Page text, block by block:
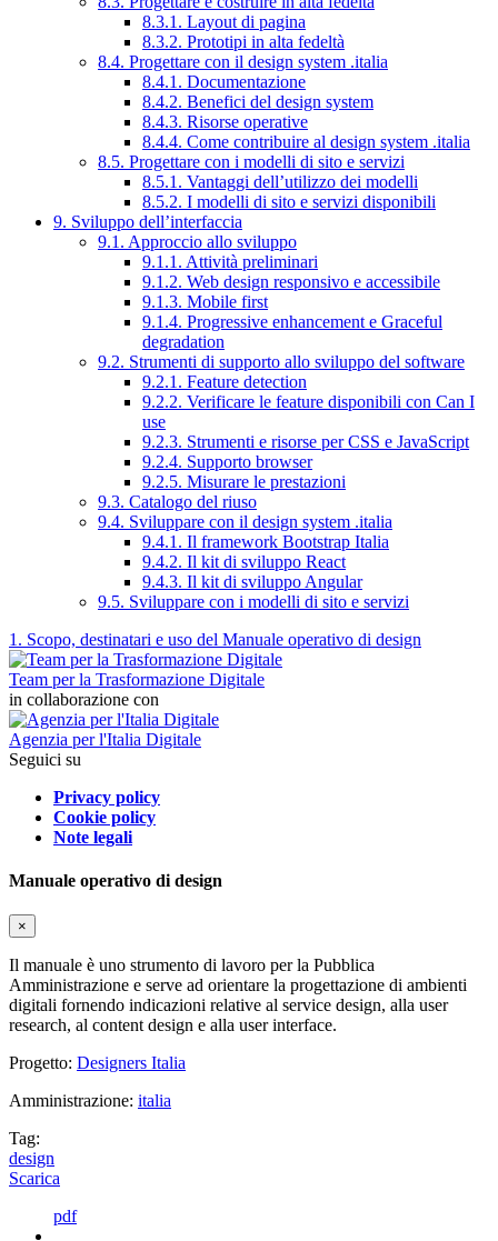
8.3.1. Layout di pagina
8.3.2. Prototipi in alta fedeltà
8.4. Progettare con il design system .italia
8.4.1. Documentazione
8.4.2. Benefici del design system
8.4.3. Risorse operative
8.4.4. Come contribuire al design system .italia
8.5. Progettare con i modelli di sito e servizi
8.5.1. Vantaggi dell’utilizzo dei modelli
8.5.2. I modelli di sito e servizi disponibili
9. Sviluppo dell’interfaccia
9.1. Approccio allo sviluppo
9.1.1. Attività preliminari
9.1.2. Web design responsivo e accessibile
9.1.3. Mobile first
9.1.4. Progressive enhancement e Graceful
degradation
9.2. Strumenti di supporto allo sviluppo del software
9.2.1. Feature detection
9.2.2. Verificare le feature disponibili con Can I
use
9.2.3. Strumenti e risorse per CSS e JavaScript
9.2.4. Supporto browser
9.2.5. Misurare le prestazioni
9.3. Catalogo del riuso
9.4. Sviluppare con il design system .italia
9.4.1. Il framework Bootstrap Italia
9.4.2. Il kit di sviluppo React
9.4.3. Il kit di sviluppo Angular
9.5. Sviluppare con i modelli di sito e servizi
1. Scopo, destinatari e uso del Manuale operativo di design
Team per la Trasformazione Digitale
in collaborazione con
Agenzia per l'Italia Digitale
Seguici su
Privacy policy
Cookie policy
Note legali
Manuale operativo di design
×
Il manuale è uno strumento di lavoro per la Pubblica
Amministrazione e serve ad orientare la progettazione di ambienti
digitali fornendo indicazioni relative al service design, alla user
research, al content design e alla user interface.
Progetto: Designers Italia
Amministrazione: italia
Tag:
design
Scarica
pdf